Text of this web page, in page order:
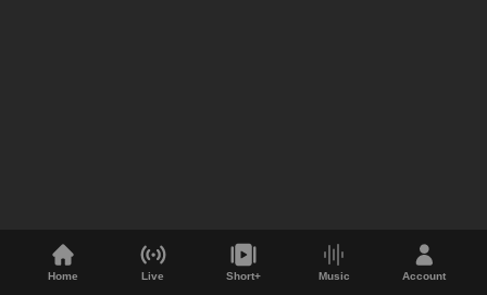
Home Live Short+ Music Account